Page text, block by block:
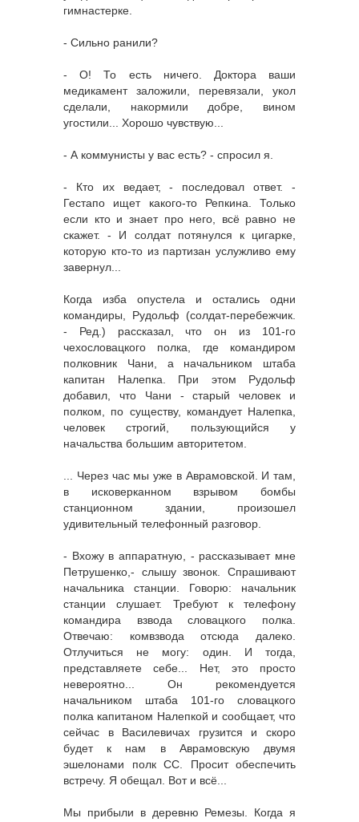
гимнастерке.
- Сильно ранили?
- О! То есть ничего. Доктора ваши
медикамент заложили, перевязали, укол
сделали, накормили добре, вином
угостили... Хорошо чувствую...
- А коммунисты у вас есть? - спросил я.
- Кто их ведает, - последовал ответ. -
Гестапо ищет какого-то Репкина. Только
если кто и знает про него, всё равно не
скажет. - И солдат потянулся к цигарке,
которую кто-то из партизан услужливо ему
завернул...
Когда изба опустела и остались одни
командиры, Рудольф (солдат-перебежчик.
- Ред.) рассказал, что он из 101-го
чехословацкого полка, где командиром
полковник Чани, а начальником штаба
капитан Налепка. При этом Рудольф
добавил, что Чани - старый человек и
полком, по существу, командует Налепка,
человек строгий, пользующийся у
начальства большим авторитетом.
... Через час мы уже в Аврамовской. И там,
в исковерканном взрывом бомбы
станционном здании, произошел
удивительный телефонный разговор.
- Вхожу в аппаратную, - рассказывает мне
Петрушенко,- слышу звонок. Спрашивают
начальника станции. Говорю: начальник
станции слушает. Требуют к телефону
командира взвода словацкого полка.
Отвечаю: комвзвода отсюда далеко.
Отлучиться не могу: один. И тогда,
представляете себе... Нет, это просто
невероятно... Он рекомендуется
начальником штаба 101-го словацкого
полка капитаном Налепкой и сообщает, что
сейчас в Василевичах грузится и скоро
будет к нам в Аврамовскую двумя
эшелонами полк СС. Просит обеспечить
встречу. Я обещал. Вот и всё...
Мы прибыли в деревню Ремезы. Когда я